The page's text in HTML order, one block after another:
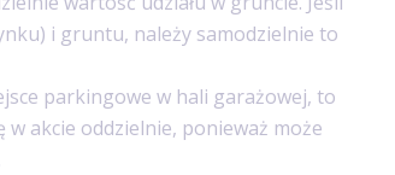
i gruntu, należy samodzielnie to
parkingowe w hali garażowej, to
akcie oddzielnie, ponieważ może